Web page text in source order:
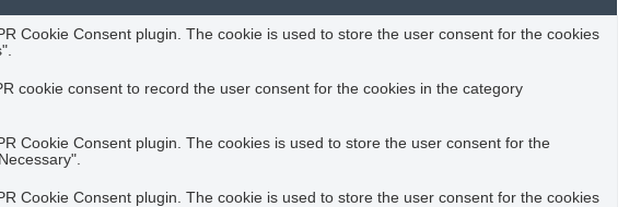
Cookie Consent plugin. The cookie is used to store the user consent for the cookies
cookie consent to record the user consent for the cookies in the category
Cookie Consent plugin. The cookies is used to store the user consent for the
Cookie Consent plugin. The cookie is used to store the user consent for the cookies